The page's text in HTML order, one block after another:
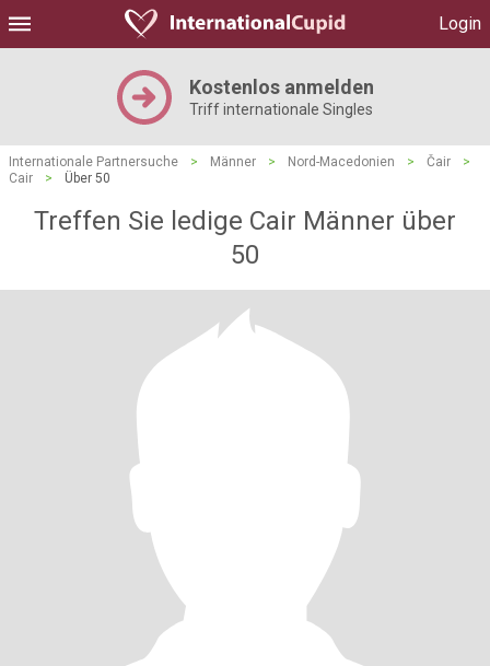
Login
Kostenlos anmelden
Triff internationale Singles
Internationale Partnersuche > Männer > Nord-Macedonien > Čair
>
Cair
> Über 50
Treffen Sie ledige Cair Männer über
50